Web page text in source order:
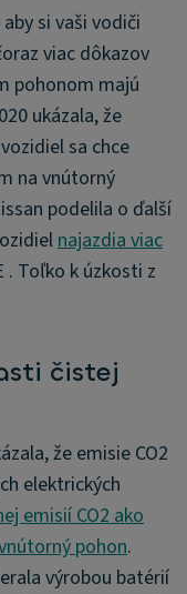
si vaši vodiči
viac dôkazov
pohonom majú
ukázala, že
sa chce
na vnútorný
podelila o ďalší
najazdia viac
. Toľko k úzkosti z
čistej
že emisie CO2
elektrických
emisií CO2 ako
pohon.
výrobou batérií